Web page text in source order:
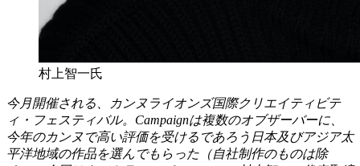
村上智一氏
今月開催される、カンヌライオンズ国際クリエイティビテ
ィ・フェスティバル。Campaignは複数のオブザーバーに、
今年のカンヌで高い評価を受けるであろう日本及びアジア太
平洋地域の作品を選んでもらった（自社制作のものは除